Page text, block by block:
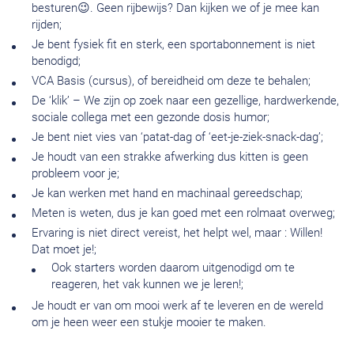
besturen😉. Geen rijbewijs? Dan kijken we of je mee kan
rijden;
Je bent fysiek fit en sterk, een sportabonnement is niet
benodigd;
VCA Basis (cursus), of bereidheid om deze te behalen;
De ‘klik’ – We zijn op zoek naar een gezellige, hardwerkende,
sociale collega met een gezonde dosis humor;
Je bent niet vies van ‘patat-dag of ‘eet-je-ziek-snack-dag’;
Je houdt van een strakke afwerking dus kitten is geen
probleem voor je;
Je kan werken met hand en machinaal gereedschap;
Meten is weten, dus je kan goed met een rolmaat overweg;
Ervaring is niet direct vereist, het helpt wel, maar : Willen!
Dat moet je!;
Ook starters worden daarom uitgenodigd om te
reageren, het vak kunnen we je leren!;
Je houdt er van om mooi werk af te leveren en de wereld
om je heen weer een stukje mooier te maken.